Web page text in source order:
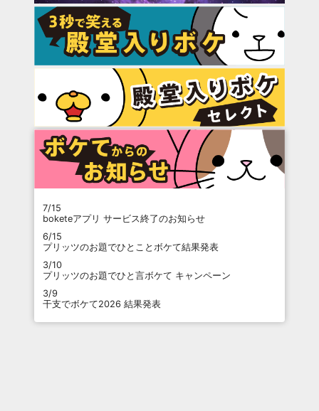
7/15
boketeアプリ サービス終了のお知らせ
6/15
プリッツのお題でひとことボケて結果発表
3/10
プリッツのお題でひと言ボケて キャンペーン
3/9
干支でボケて2026 結果発表